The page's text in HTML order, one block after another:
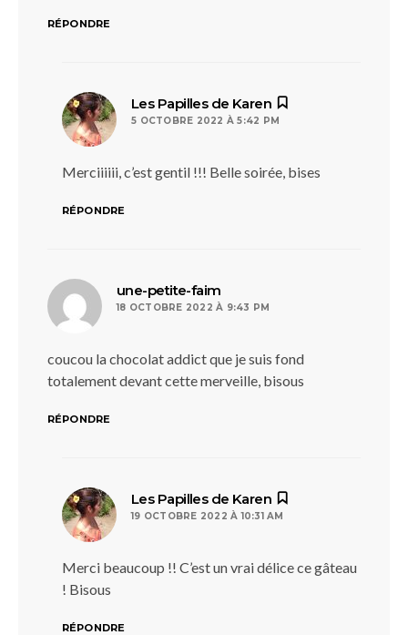
RÉPONDRE
Les Papilles de Karen
5 OCTOBRE 2022 À 5:42 PM
Merciiiiii, c’est gentil !!! Belle soirée, bises
RÉPONDRE
une-petite-faim
18 OCTOBRE 2022 À 9:43 PM
coucou la chocolat addict que je suis fond
totalement devant cette merveille, bisous
RÉPONDRE
Les Papilles de Karen
19 OCTOBRE 2022 À 10:31 AM
Merci beaucoup !! C’est un vrai délice ce gâteau
! Bisous
RÉPONDRE